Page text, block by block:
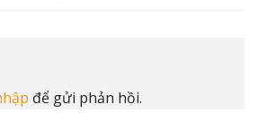
để gửi phản hồi.